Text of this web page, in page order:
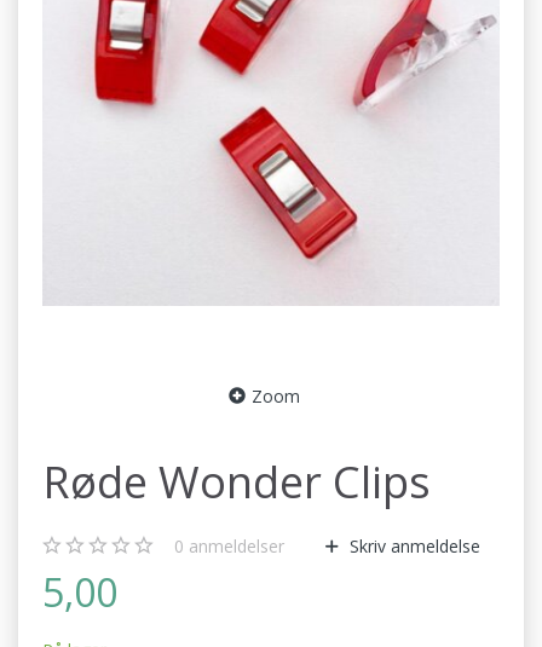
Zoom
Røde Wonder Clips
0 anmeldelser Skriv anmeldelse
5,00